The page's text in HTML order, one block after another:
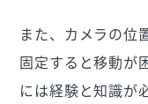
また、カメラの位
固定すると移動が
には経験と知識が